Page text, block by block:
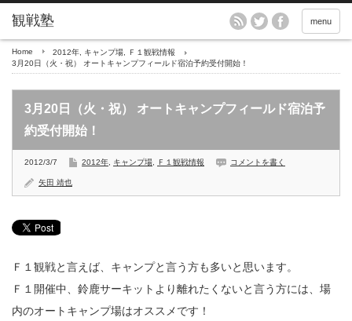
menu
Home 2012年 キャンプ場
Ｆ１観戦情報
3月20日（火・祝） オートキャンプフィールド宿泊予約受付開始！
3月20日（火・祝） オートキャンプフィールド宿泊予
約受付開始！
2012/3/7 2012年 キャンプ場 Ｆ１観戦情報 コメントを書く
矢田 靖也
Ｆ１観戦と言えば、キャンプと言う方も多いと思います。
Ｆ１開催中、鈴鹿サーキットより離れたくないと言う方には、場
内のオートキャンプ場はオススメです！